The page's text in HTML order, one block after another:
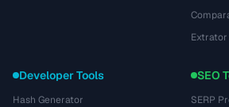
Extrator
Developer Tools
Hash Generator
SEO
SERP